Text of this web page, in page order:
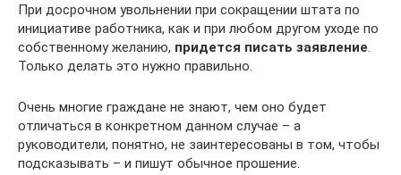
При досрочном увольнении при сокращении штата по
инициативе работника, как и при любом другом уходе по
собственному желанию, придется писать заявление
Только делать это нужно правильно.
Очень многие граждане не знают, чем оно будет
отличаться в конкретном данном случае – а
руководители, понятно, не заинтересованы в том, чтобы
подсказывать – и пишут обычное прошение.